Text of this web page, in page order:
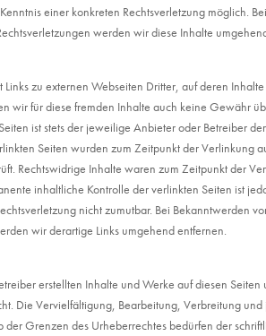
einer konkreten Rechtsverletzung möglich.
werden wir diese Inhalte
zu externen Webseiten Dritter, auf deren
wir für diese fremden Inhalte auch keine Gewähr
ist stets der jeweilige Anbieter oder Betreiber
Seiten wurden zum Zeitpunkt der Verlinkung
Rechtswidrige Inhalte waren zum Zeitpunkt der
inhaltliche Kontrolle der verlinkten Seiten ist
nicht zumutbar. Bei Bekanntwerden
wir derartige Links umgehend entfernen.
erstellten Inhalte und Werke auf diesen Seiten
Die Vervielfältigung, Bearbeitung, Verbreitung
Grenzen des Urheberrechtes bedürfen der